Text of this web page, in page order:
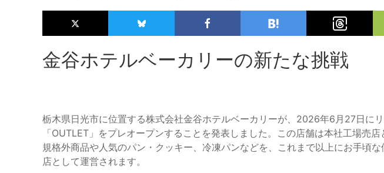
金谷ホテルベーカリーの新たな挑戦
栃木県日光市に位置する株式会社金谷ホテルベーカリーが、2026年6月27日に
「OUTLET」をプレオープンすることを発表しました。この店舗は本社工場売店
規格外商品や人気のパン・クッキー、冷凍パンなどを、これまで以上にお手頃
店として運営されます。